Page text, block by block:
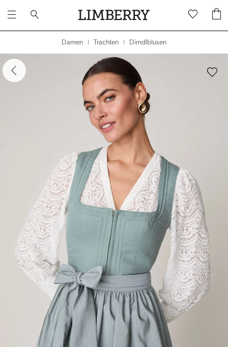
Damen Trachten Dirndlblusen
überspringen